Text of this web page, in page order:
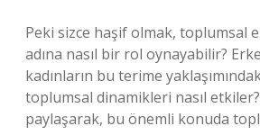
Peki sizce haşif olmak, toplumsal
adına nasıl bir rol oynayabilir?
kadınların bu terime
toplumsal dinamikleri nasıl
paylaşarak, bu önemli konuda